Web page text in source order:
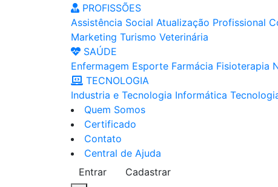
PROFISSÕES
Assistência Social Atualização Profissional
Marketing Turismo Veterinária
SAÚDE
Enfermagem Esporte Farmácia Fisioterapia
TECNOLOGIA
Industria e Tecnologia Informática
Quem Somos
Certificado
Contato
Central de Ajuda
Entrar
Cadastrar